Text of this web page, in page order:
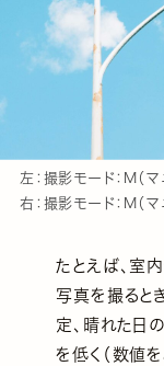
左：撮影モード：M（
右：撮影モード：M（
たとえば、室
写真を撮ると
定、晴れた日
を低く（数値を